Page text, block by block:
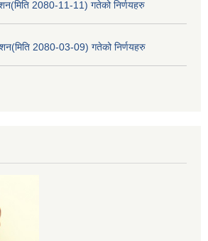
2080-11-11) गतेको निर्णयहरु
2080-03-09) गतेको निर्णयहरु